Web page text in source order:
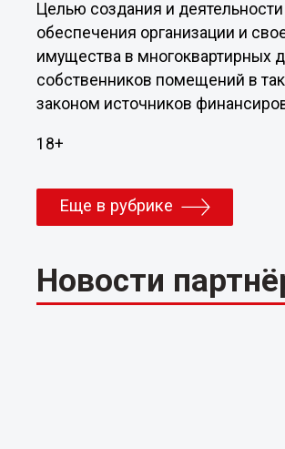
Целью создания и
обеспечения организации и
имущества в многоквартирных
собственников помещений в
законом источников
18+
Еще в рубрике
Новости